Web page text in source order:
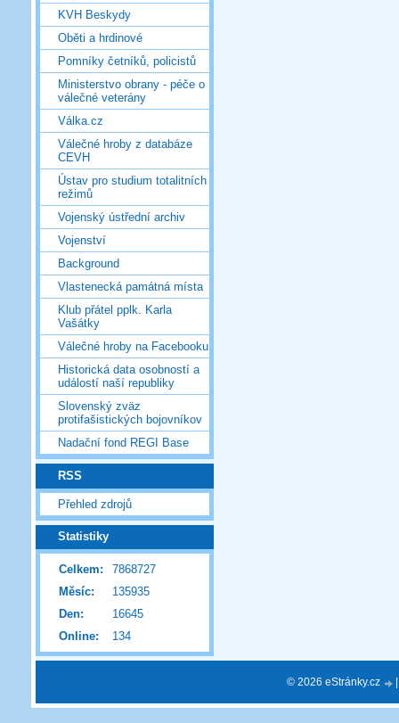
KVH Beskydy
Oběti a hrdinové
Pomníky četníků, policistů
Ministerstvo obrany - péče o
válečné veterány
Válka.cz
Válečné hroby z databáze
CEVH
Ústav pro studium totalitních
režimů
Vojenský ústřední archiv
Vojenství
Background
Vlastenecká památná místa
Klub přátel pplk. Karla
Vašátky
Válečné hroby na Facebooku
Historická data osobností a
událostí naší republiky
Slovenský zväz
protifašistických bojovníkov
Nadační fond REGI Base
RSS
Přehled zdrojů
Statistiky
Online: 134
Celkem:
7868727
Měsíc:
135935
Den:
16645
© 2026 eStránky.cz